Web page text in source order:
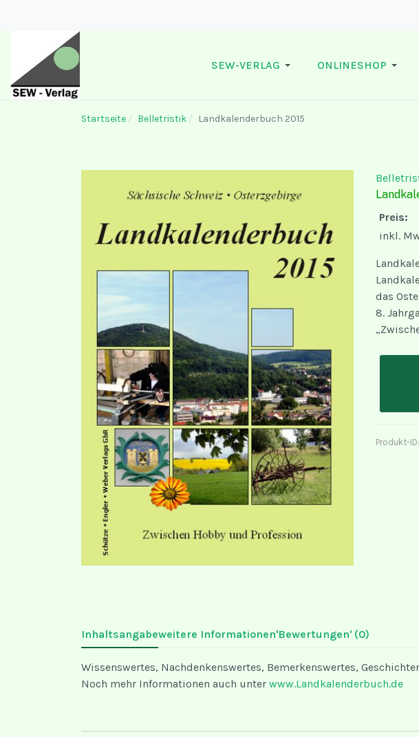
SEW-VERLAG ONLINESHOP
Startseite Belletristik Landkalenderbuch 2015
Preis:
inkl.
das
8.
Produkt-ID:
Inhaltsangabeweitere Informationen'Bewertungen' (0)
Wissenswertes, Nachdenkenswertes, Bemerkenswertes,
Noch mehr Informationen auch unter www.Landkalenderbuch.de